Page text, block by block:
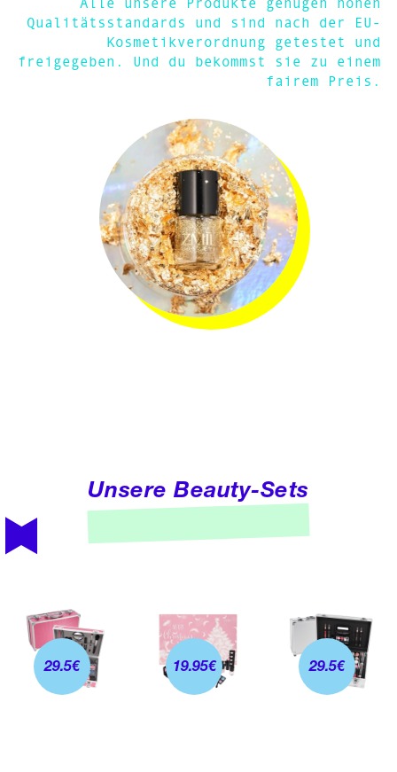
Alle unsere Produkte genügen hohen
Qualitätsstandards und sind nach der EU-
Kosmetikverordnung getestet und
freigegeben. Und du bekommst sie zu einem
fairem Preis.
Unsere Beauty-Sets
29.5€ 19.95€ 29.5€